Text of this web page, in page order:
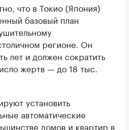
что в Токио (Япония)
базовый план
регионе. Он
лет и должен сократить
жертв — до 18 тыс.
установить
автоматические
домов и квартир в